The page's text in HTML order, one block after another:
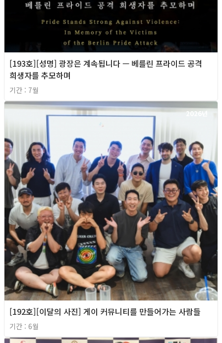
[193호][성명] 광장은 계속됩니다 — 베를린 프라이드 공격
희생자를 추모하며
기간 : 7월
2026년
[192호][이달의 사진] 게이 커뮤니티를 만들어가는 사람들
기간 : 6월